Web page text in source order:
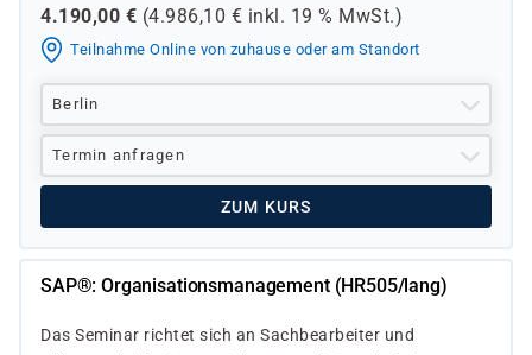
4.190,00 € (4.986,10 € inkl. 19 % MwSt.)
Teilnahme Online von zuhause oder am Standort
Berlin
Termin anfragen
ZUM KURS
SAP®: Organisationsmanagement (HR505/lang)
Das Seminar richtet sich an Sachbearbeiter und